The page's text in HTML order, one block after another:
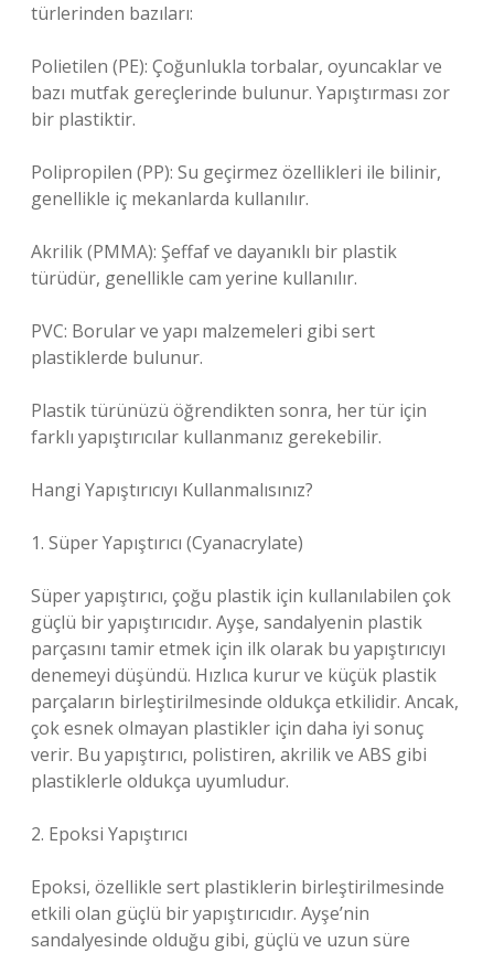
türlerinden bazıları:
Polietilen (PE): Çoğunlukla torbalar, oyuncaklar ve
bazı mutfak gereçlerinde bulunur. Yapıştırması zor
bir plastiktir.
Polipropilen (PP): Su geçirmez özellikleri ile bilinir,
genellikle iç mekanlarda kullanılır.
Akrilik (PMMA): Şeffaf ve dayanıklı bir plastik
türüdür, genellikle cam yerine kullanılır.
PVC: Borular ve yapı malzemeleri gibi sert
plastiklerde bulunur.
Plastik türünüzü öğrendikten sonra, her tür için
farklı yapıştırıcılar kullanmanız gerekebilir.
Hangi Yapıştırıcıyı Kullanmalısınız?
1. Süper Yapıştırıcı (Cyanacrylate)
Süper yapıştırıcı, çoğu plastik için kullanılabilen çok
güçlü bir yapıştırıcıdır. Ayşe, sandalyenin plastik
parçasını tamir etmek için ilk olarak bu yapıştırıcıyı
denemeyi düşündü. Hızlıca kurur ve küçük plastik
parçaların birleştirilmesinde oldukça etkilidir. Ancak,
çok esnek olmayan plastikler için daha iyi sonuç
verir. Bu yapıştırıcı, polistiren, akrilik ve ABS gibi
plastiklerle oldukça uyumludur.
2. Epoksi Yapıştırıcı
Epoksi, özellikle sert plastiklerin birleştirilmesinde
etkili olan güçlü bir yapıştırıcıdır. Ayşe’nin
sandalyesinde olduğu gibi, güçlü ve uzun süre